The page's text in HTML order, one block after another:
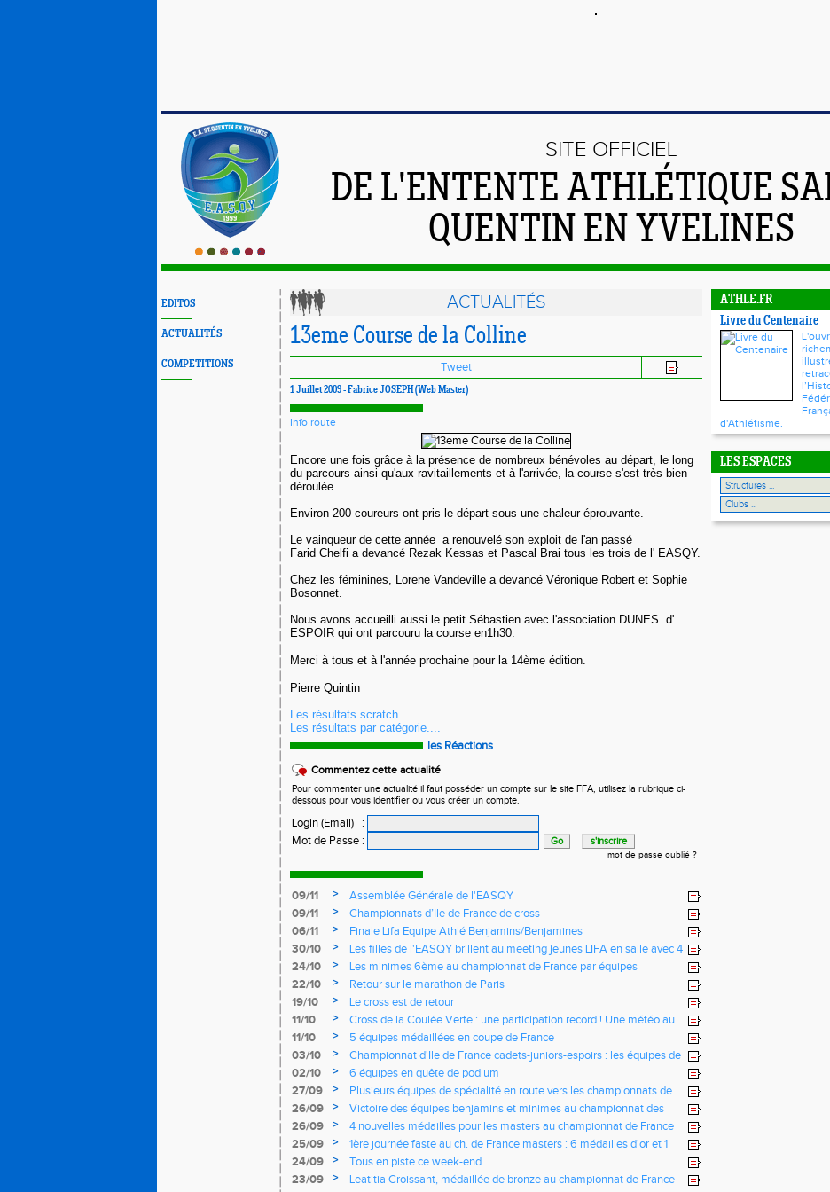
SITE OFFICIEL
DE L'ENTENTE ATHLÉTIQUE
QUENTIN EN YVELINES
EDITOS
ACTUALITÉS
COMPETITIONS
ACTUALITÉS
13eme Course de la Colline
Tweet
1 Juillet 2009 - Fabrice JOSEPH (Web Master)
Info route
Encore une fois grâce à la présence de nombreux bénévoles au départ, le long
du parcours ainsi qu'aux ravitaillements et à l'arrivée, l a course s'est très bien
déroulée.
Environ 200 coureurs ont pris le départ sous une chaleur éprouvante.
Le vainqueur de cette année a renouvelé son exploit de l'an passé
Farid Chelfi a devancé Rezak Kessas et Pascal Brai tous les trois de l' EASQY.
Chez les féminines, Lorene Vandeville a devancé Véronique Robert et Sophie
Bosonnet.
Nous avons accueilli aussi le petit Sébastien avec l'association DUNES d'
ESPOIR qui ont parcouru la course en1h30.
Merci à tous et à l'année prochaine pour la 14ème édition.
Pierre Quintin
Les résultats scratch....
Les résultats par catégorie....
les Réactions
Commentez cette actualité
Pour commenter une actualité il faut posséder un compte sur le site FFA, utilisez la rubrique ci-
dessous pour vous identifier ou vous créer un compte.
Login (Email)
:
Mot de Passe : |
mot de passe oublié ?
09/11 >
Assemblée Générale de l'EASQY
09/11
>
Championnats d’Ile de France de cross
06/11
>
Finale Lifa Equipe Athlé Benjamins/Benjamines
30/10
>
Les filles de l'EASQY brillent au meeting jeunes LIFA en salle avec 4
records du club battus
24/10 >
Les minimes 6ème au championnat de France par équipes
22/10
>
Retour sur le marathon de Paris
19/10
>
Le cross est de retour
11/10
>
Cross de la Coulée Verte : une participation record ! Une météo au
Rendez-vous !
11/10 >
5 équipes médaillées en coupe de France
03/10
>
Championnat d'Ile de France cadets-juniors-espoirs : les équipes de
l'EASQY victorieuses
02/10 >
6 équipes en quête de podium
27/09
>
Plusieurs équipes de spécialité en route vers les championnats de
France
26/09 >
Victoire des équipes benjamins et minimes au championnat des
Yvelines
26/09 >
4 nouvelles médailles pour les masters au championnat de France
25/09
>
1ère journée faste au ch. de France masters : 6 médailles d'or et 1
d'argent
24/09 >
Tous en piste ce week-end
23/09
>
Leatitia Croissant, médaillée de bronze au championnat de France
ATHLE.FR
Livre du Centenaire
d'Athlétisme.
LES ESPACES